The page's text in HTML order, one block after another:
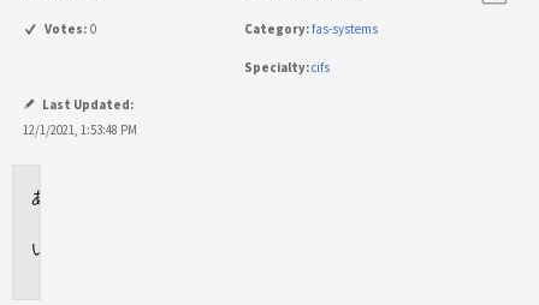
Votes: 0 Category:fas-systems
Specialty:cifs
Last Updated:
12/1/2021, 1:53:48 PM